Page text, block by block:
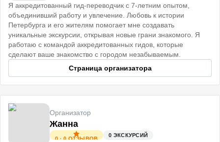
Я аккредитованный гид-переводчик с 7-летним опытом,
объединивший работу и увлечение. Любовь к истории
Петербурга и его жителям помогает мне создавать
уникальные экскурсии, открывая новые грани знакомого. Я
работаю с командой аккредитованных гидов, которые
сделают ваше знакомство с городом незабываемым.
Страница организатора
Организатор
Жанна
0 · 0 ОТЗЫВОВ
0 ЭКСКУРСИЙ